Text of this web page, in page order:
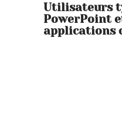
Utilisateurs
PowerPoint
applications